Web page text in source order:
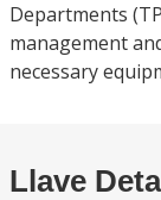
Departments
management
necessary
Llave